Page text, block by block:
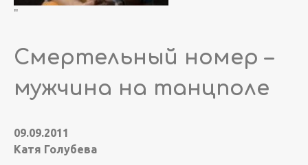
"
Смертельный номер –
мужчина на танцполе
09.09.2011
Катя Голубева